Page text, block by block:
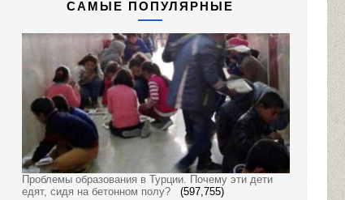
САМЫЕ ПОПУЛЯРНЫЕ
Проблемы образования в Турции. Почему эти дети
едят, сидя на бетонном полу?
(597,755)